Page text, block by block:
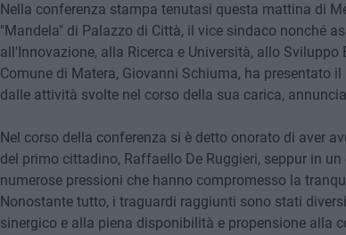
Nella conferenza stampa tenutasi questa mattina di
"Mandela" di Palazzo di Città, il vice sindaco nonché
all'Innovazione, alla Ricerca e Università, allo
Comune di Matera, Giovanni Schiuma, ha presentato
dalle attività svolte nel corso della sua carica,
Nel corso della conferenza si è detto onorato di aver
del primo cittadino, Raffaello De Ruggieri, seppur in
numerose pressioni che hanno compromesso la
Nonostante tutto, i traguardi raggiunti sono stati
sinergico e alla piena disponibilità e propensione alla